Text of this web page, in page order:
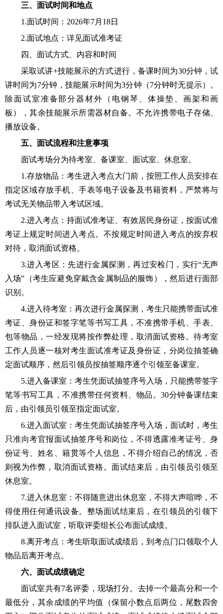
三、面试时间和地点
1.面试时间：2026年7月18日
2.面试地点：详见面试准考证
四、面试方式、内容和时间
采取试讲+技能展示的方式进行，备课时间为30分钟，试
讲时间为7分钟，技能展示时间为3分钟（7分钟时无提示）。
除面试室准备部分器材外（电钢琴、体操垫、画架和画
板），其余技能展示所需器材自备。不允许携带电子存储、
播放设备。
五、面试流程和注意事项
面试考场分为待考室、备课室、面试室、休息室。
1.存放物品：考生进入考点大门前，按照工作人员安排在
指定区域存放手机、手表等电子设备及书籍资料，严禁将与
考试无关物品带入考试区域。
2.进入考点：持面试准考证、有效居民身份证，按面试准
考证上规定时间进入考点。不按规定时间进入考点的按弃权
对待，取消面试资格。
3.进入考区：先进行金属探测，再过安检门，实行“无声
入场”（考生应避免穿戴含金属制品的服饰），然后进行面部
识别。
4.进入待考室：再次进行金属探测，考生只能携带面试准
考证、身份证和签字笔等书写工具，不准携带手机、手表、
包等物品，一经发现将按作弊处理，取消面试资格。待考室
工作人员逐一核对考生面试准考证及身份证，分岗位抽签确
定面试顺序，然后引领员按抽签顺序逐个引领至备课室。
5.进入备课室：考生凭面试抽签序号入场，只能携带签字
笔等书写工具，不准携带任何资料、物品。30分钟备课结束
后，由引领员引领至指定面试室。
6.进入面试室：考生凭面试抽签序号入场，面试时，考生
只准向考官报面试抽签序号和岗位，不得透露准考证号、身
份证号、姓名、籍贯等个人信息，不得介绍自己的情况，否
则视为作弊，取消面试资格。面试结束后，由引领员引领至
休息室。
7.进入休息室：不得随意进出休息室，不得大声喧哗，不
得使用任何通讯设备。整场面试结束后，在引领员的引领下
排队进入面试室，听取评委组长公布面试成绩。
8.离开考点：考生听取面试成绩后，到考点门口领取个人
物品后离开考点。
六、面试成绩确定
面试室共有7名评委，现场打分。去掉一个最高分和一个
最低分，其余成绩的平均值（保留小数点后两位，尾数四舍